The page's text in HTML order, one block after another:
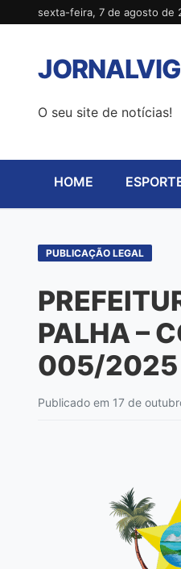
para
conteúdo
sexta-feira, 7 de agosto de
O seu site de notícias!
HOME
PUBLICAÇÃO LEGAL
PALHA –
005/2025
Publicado em 17 de